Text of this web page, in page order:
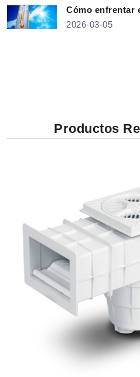
Cómo enfrentar
2026-03-05
Productos